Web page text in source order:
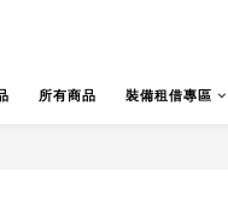
所有商品 裝備租借專區